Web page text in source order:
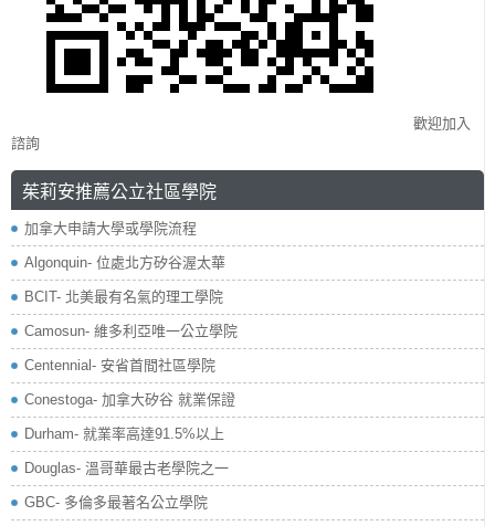
歡迎加入
諮詢
茱莉安推薦公立社區學院
加拿大申請大學或學院流程
Algonquin- 位處北方矽谷渥太華
BCIT- 北美最有名氣的理工學院
Camosun- 維多利亞唯一公立學院
Centennial- 安省首間社區學院
Conestoga- 加拿大矽谷 就業保證
Durham- 就業率高達91.5%以上
Douglas- 溫哥華最古老學院之一
GBC- 多倫多最著名公立學院